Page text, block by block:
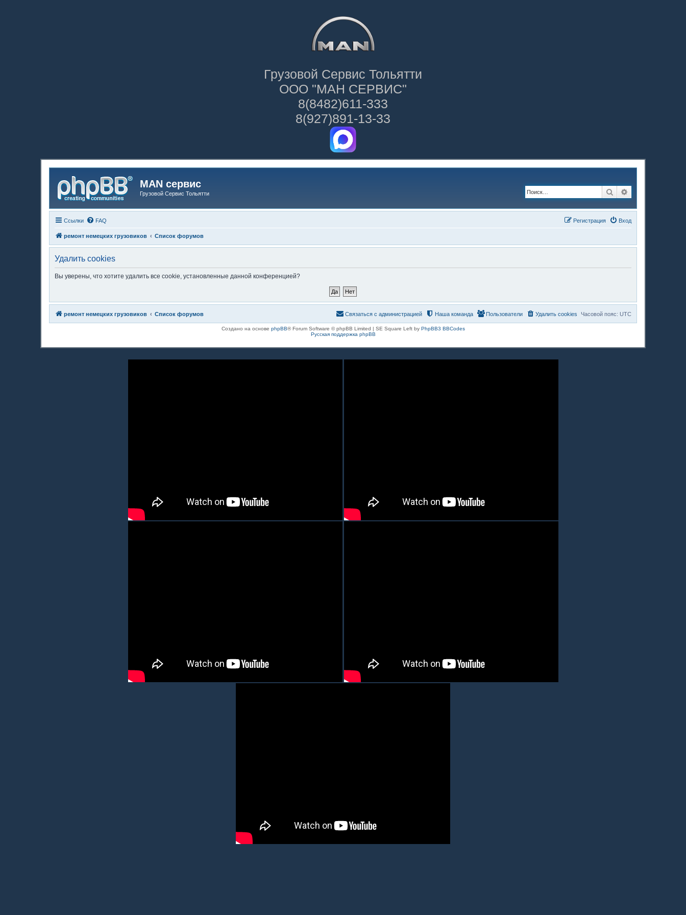
Грузовой Сервис Тольятти
ООО "МАН СЕРВИС"
8(8482)611-333
8(927)891-13-33
MAN сервис
Грузовой Сервис Тольятти Поиск
Ссылки FAQ Вход
Регистрация
ремонт немецких грузовиков Список форумов
Удалить cookies
Вы уверены, что хотите удалить все cookie, установленные данной конференцией?
ремонт немецких грузовиков Список форумов Часовой пояс: UTC
Удалить cookies
Пользователи
Наша команда
Связаться с администрацией
Создано на основе phpBB® Forum Software © phpBB Limited | SE Square Left by PhpBB3 BBCodes
Русская поддержка phpBB